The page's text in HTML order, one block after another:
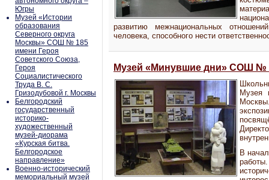
Югры
Mузей «Истории
образования
Северного округа
Москвы» СОШ № 185
имени Героя
Советского Союза,
Героя
Социалистического
Труда В. С.
Гризодубовой г. Москвы
Белгородский
государственный
историко-
художественный
музей-диорама
«Курская битва.
Белгородское
направление»
Военно-исторический
мемориальный музей
развитию межнациональных
человека, способного нести
Музей «Минувшие дни» СОШ №
Музея
В